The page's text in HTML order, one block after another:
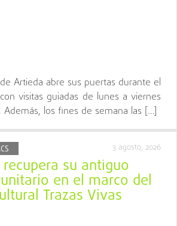
Artieda abre sus puertas durante el
visitas guiadas de lunes a viernes
Además, los fines de semana las […]
3 agosto, 2026
su antiguo
en el marco del
Trazas Vivas